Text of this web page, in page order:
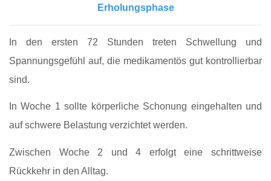
Erholungsphase
In den ersten 72 Stunden treten Schwellung und
Spannungsgefühl auf, die medikamentös gut kontrollierbar
sind.
In Woche 1 sollte körperliche Schonung eingehalten und
auf schwere Belastung verzichtet werden.
Zwischen Woche 2 und 4 erfolgt eine schrittweise
Rückkehr in den Alltag.